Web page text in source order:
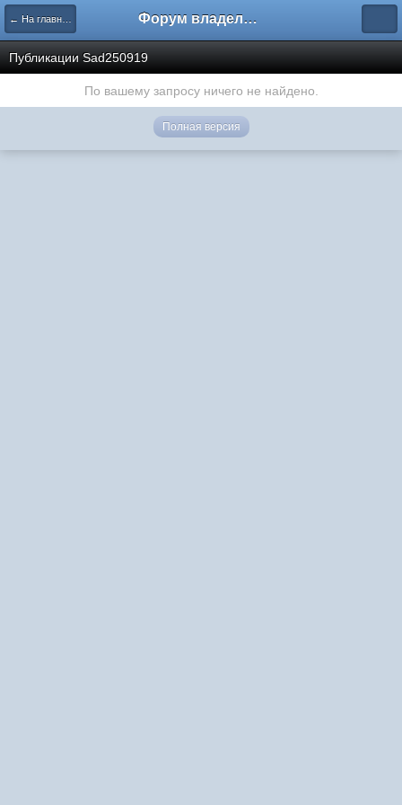
← На главную Форум владельцев интернет-магазинов
Публикации Sad250919
По вашему запросу ничего не найдено.
Полная версия